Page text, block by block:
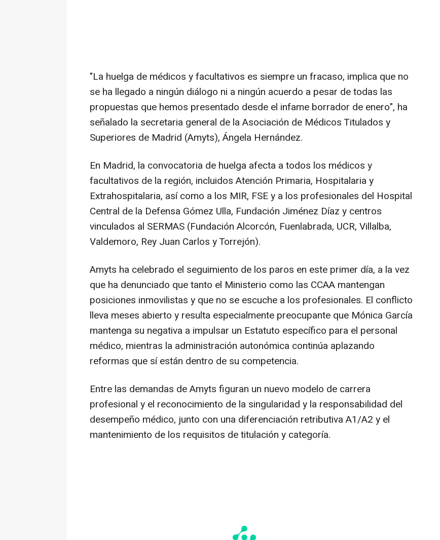
"La huelga de médicos y facultativos es siempre un fracaso, implica que no
se ha llegado a ningún diálogo ni a ningún acuerdo a pesar de todas las
propuestas que hemos presentado desde el infame borrador de enero", ha
señalado la secretaria general de la Asociación de Médicos Titulados y
Superiores de Madrid (Amyts), Ángela Hernández.
En Madrid, la convocatoria de huelga afecta a todos los médicos y
facultativos de la región, incluidos Atención Primaria, Hospitalaria y
Extrahospitalaria, así como a los MIR, FSE y a los profesionales del Hospital
Central de la Defensa Gómez Ulla, Fundación Jiménez Díaz y centros
vinculados al SERMAS (Fundación Alcorcón, Fuenlabrada, UCR, Villalba,
Valdemoro, Rey Juan Carlos y Torrejón).
Amyts ha celebrado el seguimiento de los paros en este primer día, a la vez
que ha denunciado que tanto el Ministerio como las CCAA mantengan
posiciones inmovilistas y que no se escuche a los profesionales. El conflicto
lleva meses abierto y resulta especialmente preocupante que Mónica García
mantenga su negativa a impulsar un Estatuto específico para el personal
médico, mientras la administración autonómica continúa aplazando
reformas que sí están dentro de su competencia.
Entre las demandas de Amyts figuran un nuevo modelo de carrera
profesional y el reconocimiento de la singularidad y la responsabilidad del
desempeño médico, junto con una diferenciación retributiva A1/A2 y el
mantenimiento de los requisitos de titulación y categoría.